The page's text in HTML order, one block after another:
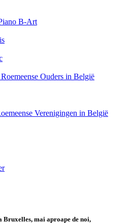
B-Art
Ouders in België
Verenigingen in België
Bruxelles, mai aproape de noi,